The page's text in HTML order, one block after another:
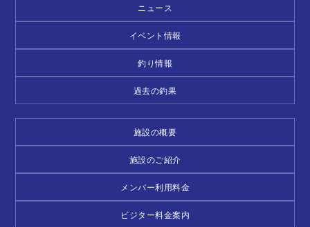
ニュース
イベント情報
釣り情報
過去の釣果
施設の概要
施設のご紹介
メンバー利用料金
ビジター料金案内